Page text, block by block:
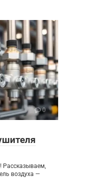
0
Рассказываем,
воздуха —